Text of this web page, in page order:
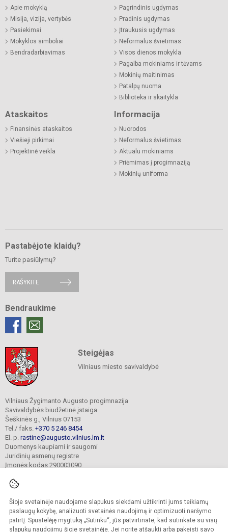
Šioje svetainėje naudojame slapukus siekdami užtikrinti jums teikiamų
paslaugų kokybę, analizuoti svetainės naudojimą ir optimizuoti naršymo
patirtį. Spustelėję mygtuką „Sutinku“, jūs patvirtinate, kad sutinkate su visų
slapukų naudojimu šioje svetainėje. Jei norite atšaukti arba pakeisti savo
Apie mokyklą
Misija, vizija, vertybės
Pasiekimai
Mokyklos simboliai
Bendradarbiavimas
Pagrindinis ugdymas
Pradinis ugdymas
Įtraukusis ugdymas
Neformalus švietimas
Visos dienos mokykla
Pagalba mokiniams ir tėvams
Mokinių maitinimas
Patalpų nuoma
Biblioteka ir skaitykla
Ataskaitos
Finansinės ataskaitos
Viešieji pirkimai
Projektinė veikla
Informacija
Nuorodos
Neformalus švietimas
Aktualu mokiniams
Priėmimas į progimnaziją
Mokinių uniforma
Pastabėjote klaidų?
Turite pasiūlymų?
RAŠYKITE
Bendraukime
Steigėjas
Vilniaus miesto savivaldybė
Vilniaus Žygimanto Augusto progimnazija
Savivaldybės biudžetinė įstaiga
Šeškinės g., Vilnius 07153
Tel./ faks. +370 5 246 8454
El. p. rastine@augusto.vilnius.lm.lt
Duomenys kaupiami ir saugomi
Juridinių asmenų registre
Įmonės kodas 290003090
© 2021. Vilniaus Žygimanto Augusto progimnazija. Visos teisės saugomos.
Kopijuoti turinį be raštiško mokyklos sutikimo griežtai draudžiama.